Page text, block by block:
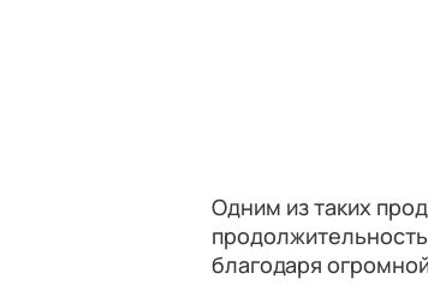
Одним из таких
благодаря